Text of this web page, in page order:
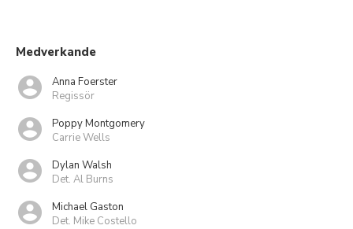
Medverkande
Anna Foerster
Regissör
Poppy Montgomery
Carrie Wells
Dylan Walsh
Det. Al Burns
Michael Gaston
Det. Mike Costello